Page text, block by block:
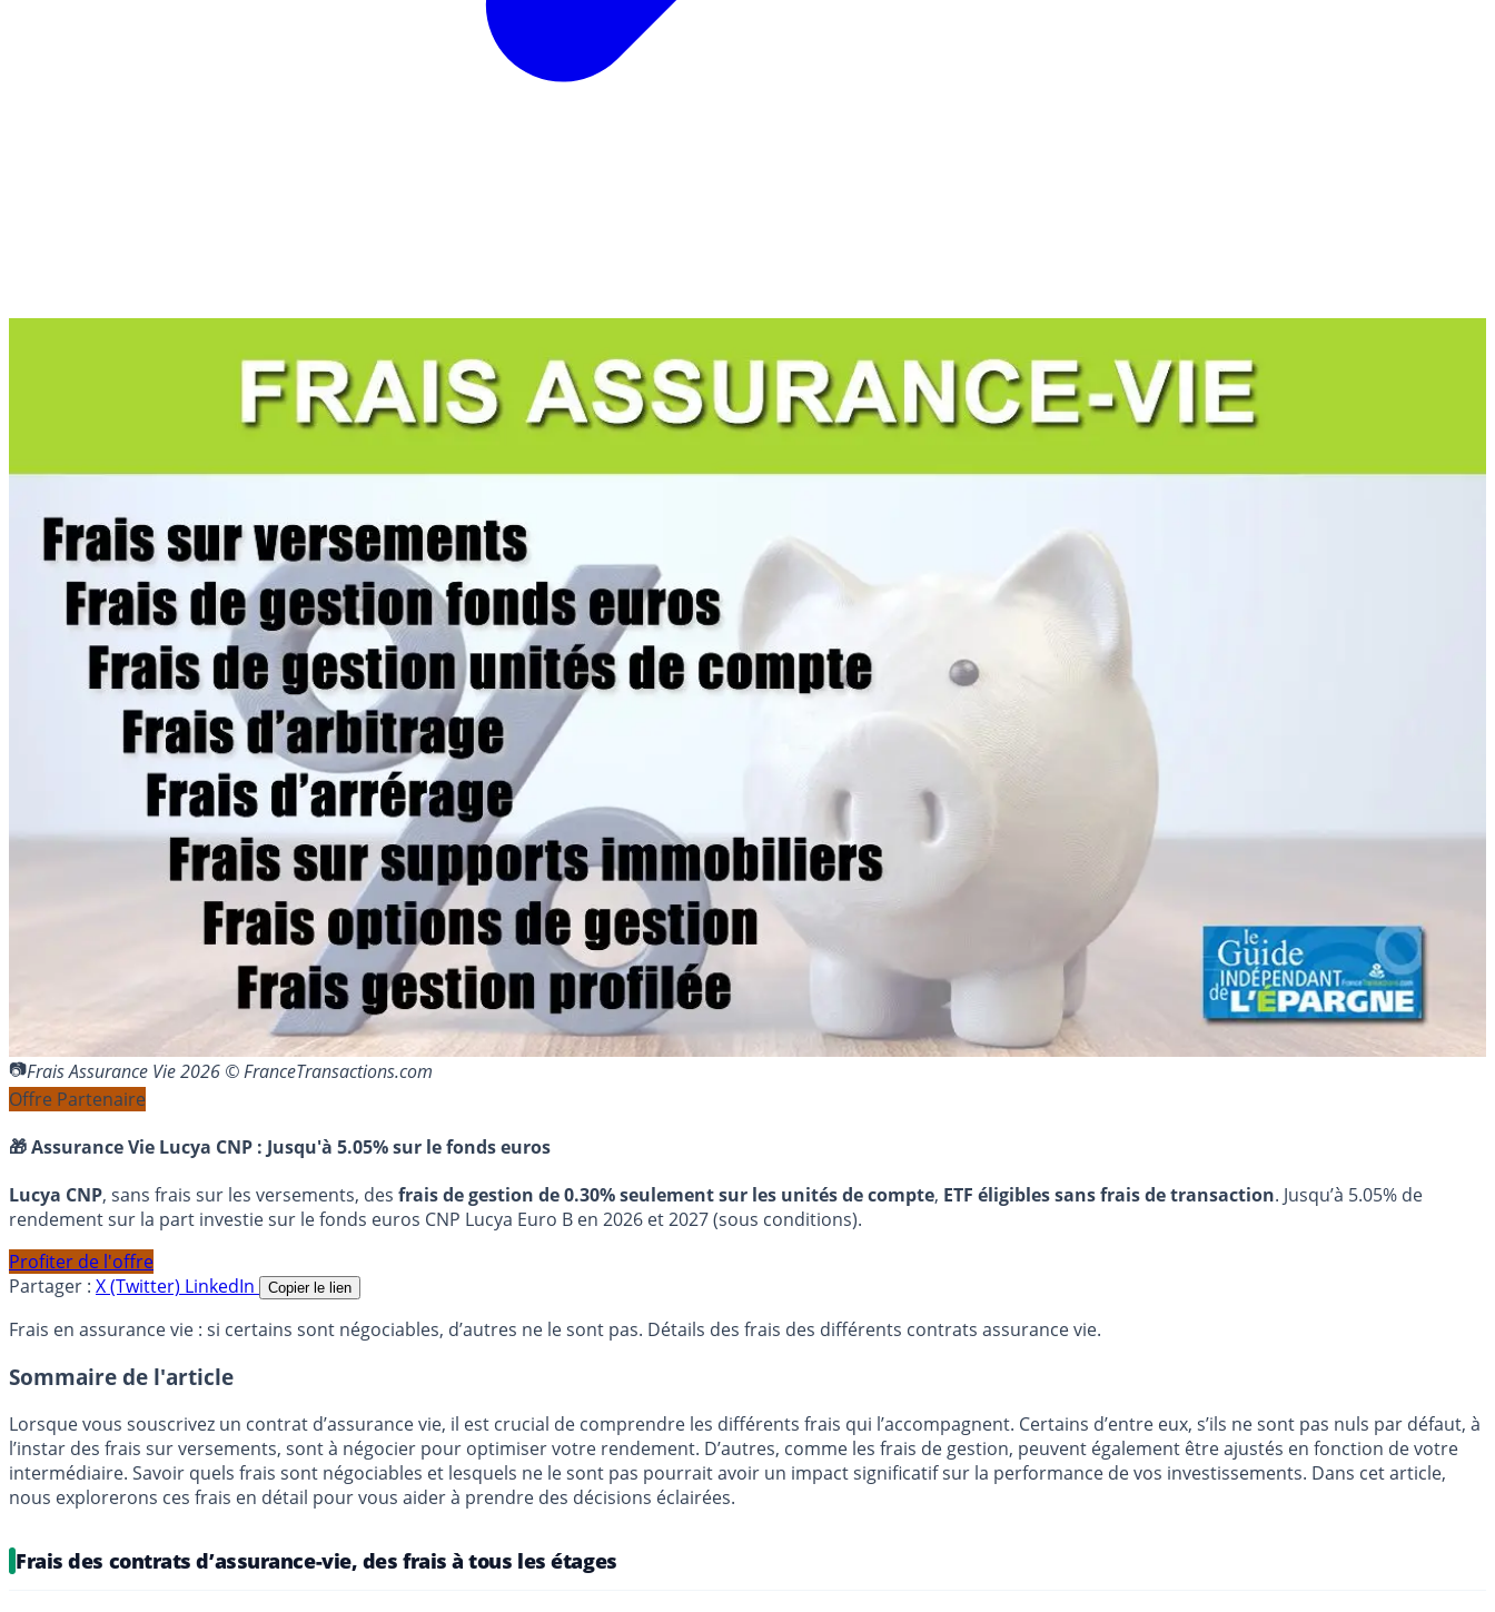
Frais Assurance Vie 2026 © FranceTransactions.com
Offre Partenaire
🎁 Assurance Vie Lucya CNP : Jusqu'à 5.05% sur le fonds euros
Lucya CNP, sans frais sur les versements, des frais de gestion de 0.30% seulement sur les unités de compte, ETF éligibles sans frais de transaction. Jusqu’à 5.05% de
rendement sur la part investie sur le fonds euros CNP Lucya Euro B en 2026 et 2027 (sous conditions).
Profiter de l'offre
Partager : X (Twitter) LinkedIn Copier le lien
Frais en assurance vie : si certains sont négociables, d’autres ne le sont pas. Détails des frais des différents contrats assurance vie.
Sommaire de l'article
Lorsque vous souscrivez un contrat d’assurance vie, il est crucial de comprendre les différents frais qui l’accompagnent. Certains d’entre eux, s’ils ne sont pas nuls par défaut, à
l’instar des frais sur versements, sont à négocier pour optimiser votre rendement. D’autres, comme les frais de gestion, peuvent également être ajustés en fonction de votre
intermédiaire. Savoir quels frais sont négociables et lesquels ne le sont pas pourrait avoir un impact significatif sur la performance de vos investissements. Dans cet article,
nous explorerons ces frais en détail pour vous aider à prendre des décisions éclairées.
Frais des contrats d’assurance-vie, des frais à tous les étages